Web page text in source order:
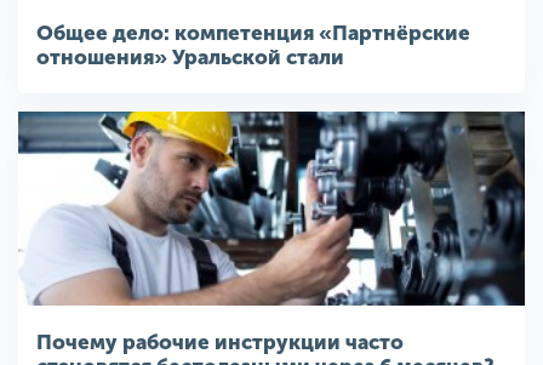
Общее дело: компетенция «Партнёрские
отношения» Уральской стали
Почему рабочие инструкции часто